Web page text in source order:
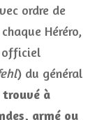
ordre de
Héréro,
officiel
) du général
trouvé à
armé ou